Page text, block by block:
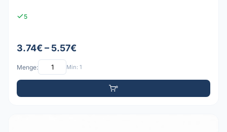
5
3.74€ – 5.57€
Menge: Min: 1